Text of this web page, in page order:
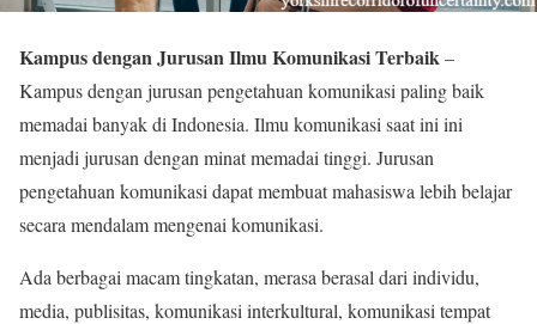
Kampus dengan Jurusan Ilmu Komunikasi Terbaik–
Kampus dengan jurusan pengetahuan komunikasi paling baik
memadai banyak di Indonesia. Ilmu komunikasi saat ini ini
menjadi jurusan dengan minat memadai tinggi. Jurusan
pengetahuan komunikasi dapat membuat mahasiswa lebih belajar
secara mendalam mengenai komunikasi.
Ada berbagai macam tingkatan, merasa berasal dari individu,
media, publisitas, komunikasi interkultural, komunikasi tempat